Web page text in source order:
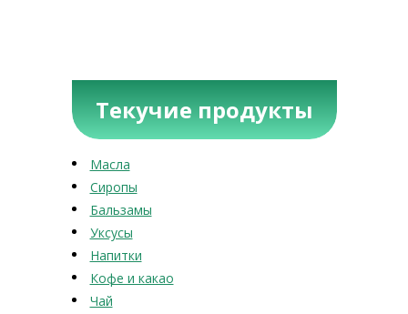
Текучие продукты
Масла
Сиропы
Бальзамы
Уксусы
Напитки
Кофе и какао
Чай